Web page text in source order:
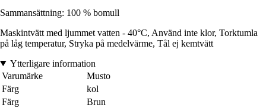
Sammansättning: 100 % bomull
Maskintvätt med ljummet vatten - 40°C, Använd inte klor, Torktumla
på låg temperatur, Stryka på medelvärme, Tål ej kemtvätt
Ytterligare information
Varumärke
Musto
Färg
kol
Färg
Brun